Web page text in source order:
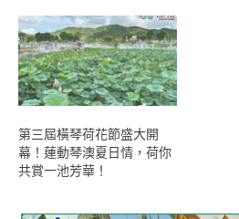
第三屆橫琴荷花節盛大開
幕！蓮動琴澳夏日情，荷你
共賞一池芳華！